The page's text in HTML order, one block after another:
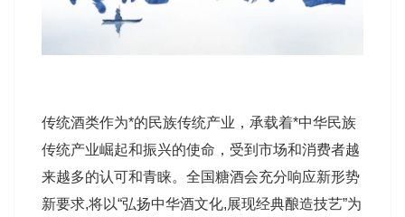
传统酒类作为*的民族传统产业，承载着*中华民族
传统产业崛起和振兴的使命，受到市场和消费者越
来越多的认可和青睐。全国糖酒会充分响应新形势
新要求,将以“弘扬中华酒文化,展现经典酿造技艺”为